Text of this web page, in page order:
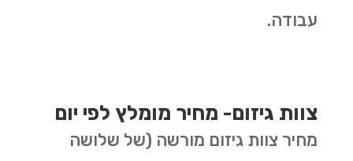
עבודה.
צוות גיזום- מחיר מומלץ לפי יום
מחיר צוות גיזום מורשה (של שלושה